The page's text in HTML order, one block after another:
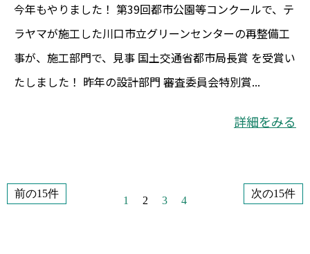
今年もやりました！ 第39回都市公園等コンクールで、テ
ラヤマが施工した川口市立グリーンセンターの再整備工
事が、施工部門で、見事 国土交通省都市局長賞 を受賞い
たしました！ 昨年の設計部門 審査委員会特別賞...
詳細をみる
前の15件
1 2 3 4
次の15件